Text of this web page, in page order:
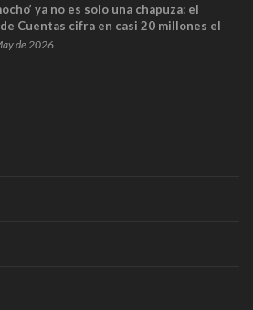
ya no es solo una chapuza: el
Cuentas cifra en casi 20 millones el
de los trenes que no cabían por los
de 2026